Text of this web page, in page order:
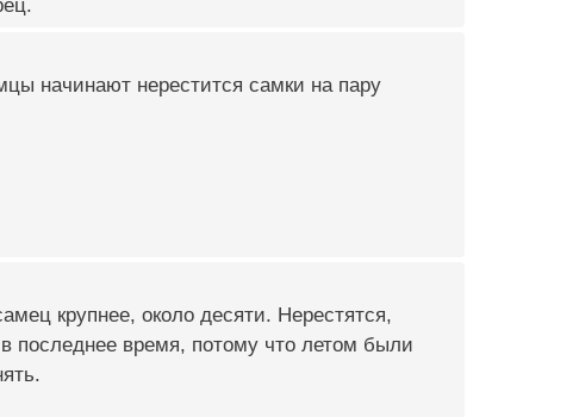
начинают нерестится самки на пару
крупнее, около десяти. Нерестятся,
последнее время, потому что летом были